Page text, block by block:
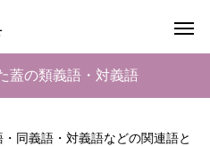
蓋の類義語・対義語
同義語・対義語などの関連語と